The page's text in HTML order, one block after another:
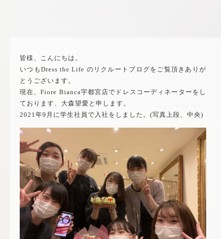
皆様、こんにちは。
いつも Dress the Life のリクルートブログをご覧頂きありが
とうございます。
現在、Fiore Bianca宇都宮店でドレスコーディネーターをし
ております、大森望愛と申します。
2021年9 月に学生社員で入社をしました。(写真上段、中央)